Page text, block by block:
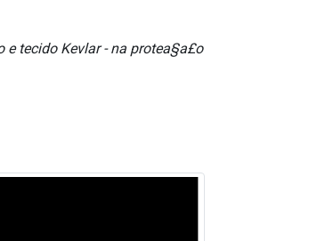
tecido Kevlar - na protea§a£o